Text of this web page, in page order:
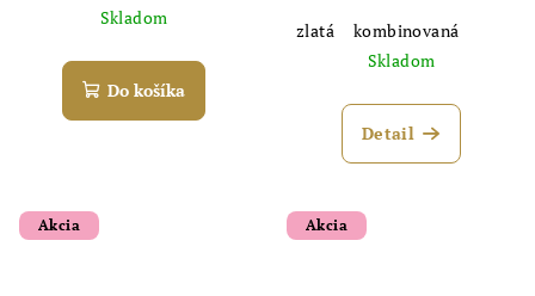
Skladom
Do košíka
zlatá
kombinovaná
Skladom
Detail
Akcia Akcia